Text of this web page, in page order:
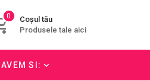
0
Coșul tău
Produsele tale aici
AVEM SI: